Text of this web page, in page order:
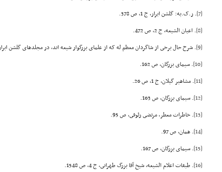
[7] . ر.ک.به: گلشن ابرار، ج 1، ص 378.
[8] . اعیان الشیعه، ج 2، ص 472.
[9] . شرح حال برخى از شاگردان معظم له که از علماى بزرگوار شیعه اند، در مجلدهاى گلشن
[10]
. سیماى بزرگان، ص 162.
[11]
. مشاهیر گیلان، ج 1، ص 26.
[12]
. سیماى بزرگان، ص 163.
[13]
. خاطرات معطر، مرتضى رئوفى، ص 95.
[14]
. همان، ص 97.
[15]
. سیماى بزرگان، ص 167.
[16]
. طبقات اعلام الشیعه، شیخ آقا بزرگ طهرانى، ج 4، ص 1548.